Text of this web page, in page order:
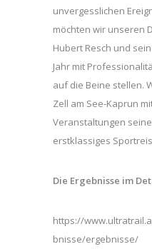
unvergesslichen
möchten wir unseren
Hubert Resch und
Jahr mit
auf die Beine stellen.
Zell am See-Kaprun
Veranstaltungen
erstklassiges
Die Ergebnisse im
https://
bnisse/ergebnisse/